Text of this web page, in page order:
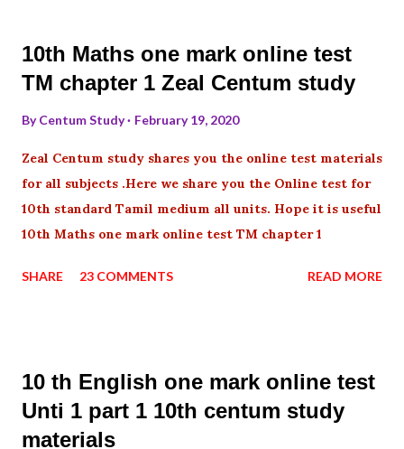
10th Maths one mark online test
TM chapter 1 Zeal Centum study
ByCentum Study February 19, 2020
Zeal Centum study shares you the online test materials
for all subjects .Here we share you the Online test for
10th standard Tamil medium all units. Hope it is useful
10th Maths one mark online test TM chapter 1
SHARE 23 COMMENTS READ MORE
10 th English one mark online test
Unti 1 part 1 10th centum study
materials